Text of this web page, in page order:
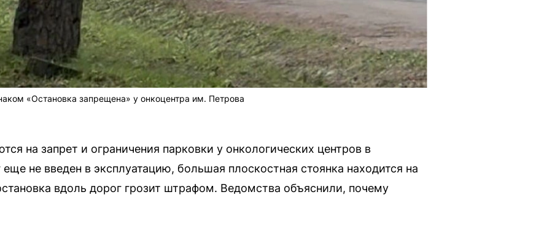
«Остановка запрещена» у онкоцентра им. Петрова
на запрет и ограничения парковки у онкологических центров в
не введен в эксплуатацию, большая плоскостная стоянка находится на
вдоль дорог грозит штрафом. Ведомства объяснили, почему